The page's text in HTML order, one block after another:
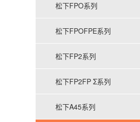
松下FPO系列
松下FPOFPE系列
松下FP2系列
松下FP2FP Σ系列
松下A45系列